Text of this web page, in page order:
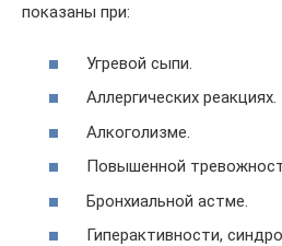
показаны при:
Угревой сыпи.
Аллергических реакциях.
Алкоголизме.
Повышенной
Бронхиальной астме.
Гиперактивности,